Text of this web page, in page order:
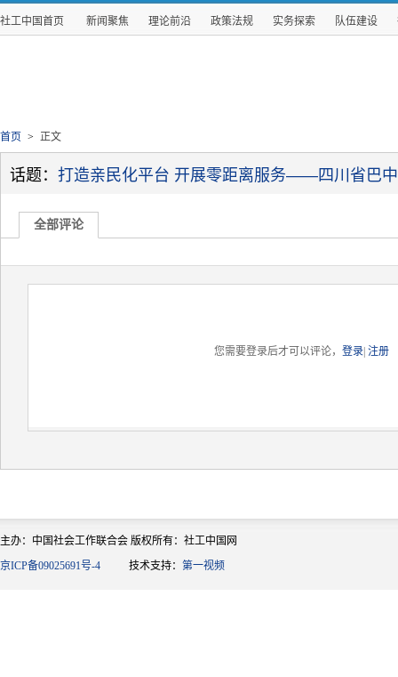
社工中国首页 新闻聚焦 理论前沿 政策法规 实务探索 队伍建设
首页 > 正文
话题： 打造亲民化平台 开展零距离服务——四川省巴
全部评论
您需要登录后才可以评论，登录 |注册
主办：中国社会工作联合会 版权所有：社工中国网
京ICP备09025691号-4 技术支持： 第一视频